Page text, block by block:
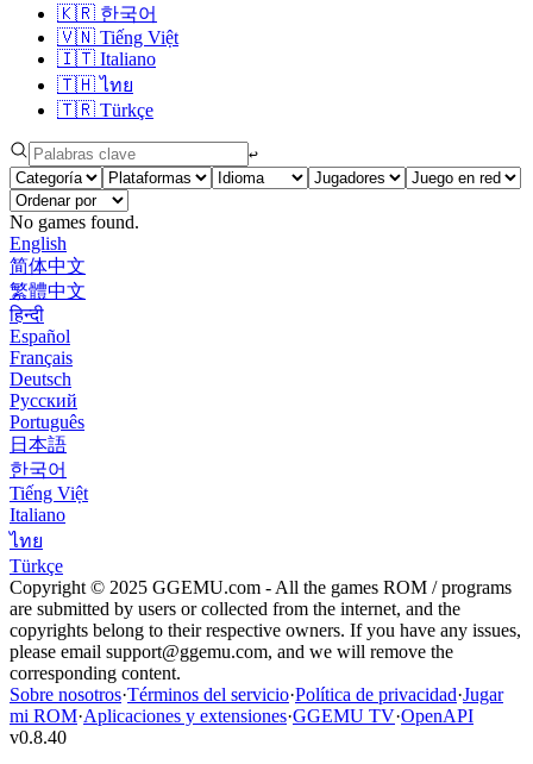
🇰🇷 한국어
🇻🇳 Tiếng Việt
🇮🇹 Italiano
🇹🇭 ไทย
🇹🇷 Türkçe
↩︎
No games found.
English
简体中文
繁體中文
हिन्दी
Español
Français
Deutsch
Русский
Português
日本語
한국어
Tiếng Việt
Italiano
ไทย
Türkçe
Copyright © 2025 GGEMU.com - All the games ROM / programs
are submitted by users or collected from the internet, and the
copyrights belong to their respective owners. If you have any issues,
please email support@ggemu.com, and we will remove the
corresponding content.
Sobre nosotros·Términos del servicio·Política de privacidad·Jugar
mi ROM·Aplicaciones y extensiones·GGEMU TV·OpenAPI
v0.8.40